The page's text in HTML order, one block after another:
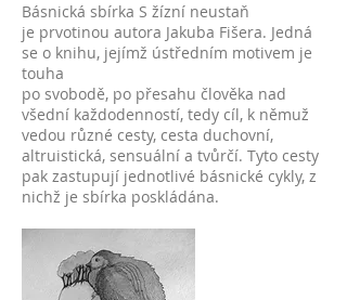
Básnická sbírka S žízní neustaň
je prvotinou autora Jakuba Fišera. Jedná
se o knihu, jejímž ústředním motivem je
touha
po svobodě, po přesahu člověka nad
všední každodenností, tedy cíl, k němuž
vedou různé cesty, cesta duchovní,
altruistická, sensuální a tvůrčí. Tyto cesty
pak zastupují jednotlivé básnické cykly, z
nichž je sbírka poskládána.